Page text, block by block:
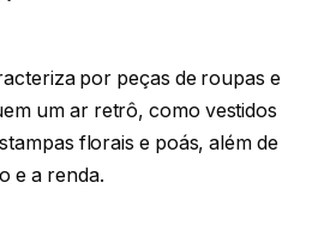
por peças de roupas e
um ar retrô, como vestidos
florais e poás, além de
e a renda.